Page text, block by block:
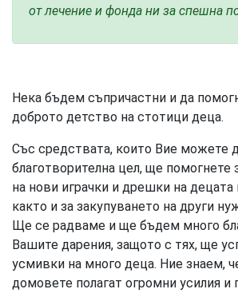
от лечение и фонда ни за спешна
Нека бъдем съпричастни и да
доброто детство на стотици деца.
Със средствата, които Вие можете
благотворителна цел, ще помогнете
на нови играчки и дрешки на
както и за закупуването на други
Ще се радваме и ще бъдем много
Вашите дарения, защото с тях, ще
усмивки на много деца. Ние знаем,
домовете полагат огромни усилия и